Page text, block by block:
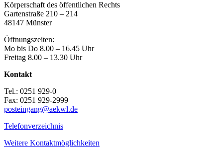
Körperschaft des öffentlichen Rechts
Gartenstraße 210 – 214
48147 Münster
Öffnungszeiten:
Mo bis Do 8.00 – 16.45 Uhr
Freitag 8.00 – 13.30 Uhr
Kontakt
Tel.: 0251 929-0
Fax: 0251 929-2999
posteingang@aekwl.de
Telefonverzeichnis
Weitere Kontaktmöglichkeiten